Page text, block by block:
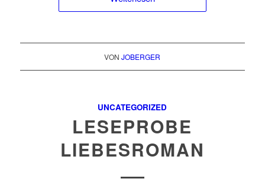
VONJOBERGER
UNCATEGORIZED
LESEPROBE
LIEBESROMAN